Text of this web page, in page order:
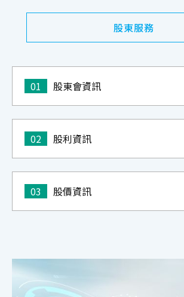
股東服務
01 股東會資訊
02 股利資訊
03 股價資訊